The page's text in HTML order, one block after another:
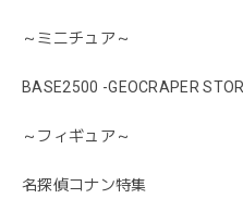
～ミニチュア～
BASE2500 -GEOCRAPER
～フィギュア～
名探偵コナン特集